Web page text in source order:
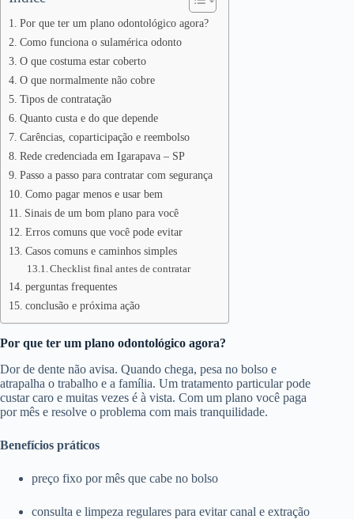
Por que ter um plano odontológico agora?
Como funciona o sulamérica odonto
O que costuma estar coberto
O que normalmente não cobre
Tipos de contratação
Quanto custa e do que depende
Carências, coparticipação e reembolso
Rede credenciada em Igarapava – SP
Passo a passo para contratar com segurança
Como pagar menos e usar bem
Sinais de um bom plano para você
Erros comuns que você pode evitar
Casos comuns e caminhos simples
Checklist final antes de contratar
perguntas frequentes
conclusão e próxima ação
Por que ter um plano odontológico agora?
Dor de dente não avisa. Quando chega, pesa no bolso e
atrapalha o trabalho e a família. Um tratamento particular pode
custar caro e muitas vezes é à vista. Com um plano você paga
por mês e resolve o problema com mais tranquilidade.
Benefícios práticos
preço fixo por mês que cabe no bolso
consulta e limpeza regulares para evitar canal e extração